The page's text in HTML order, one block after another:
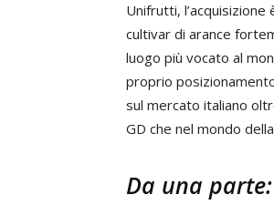
Unifrutti,
cultivar di arance
luogo più vocato al
proprio
sul mercato italiano
GD che nel mondo
Da una